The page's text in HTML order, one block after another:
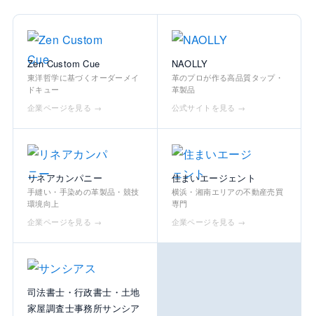
Zen Custom Cue
東洋哲学に基づくオーダーメイ
ドキュー
企業ページを見る →
NAOLLY
革のプロが作る高品質タップ・
革製品
公式サイトを見る →
リネアカンパニー
手縫い・手染めの革製品・競技
環境向上
企業ページを見る →
住まいエージェント
横浜・湘南エリアの不動産売買
専門
企業ページを見る →
司法書士・行政書士・土地
家屋調査士事務所サンシア